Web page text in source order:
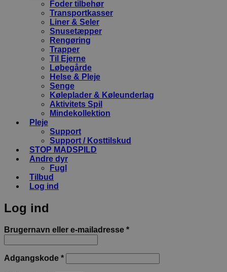
Foder tilbehør
Transportkasser
Liner & Seler
Snusetæpper
Rengøring
Trapper
Til Ejerne
Løbegårde
Helse & Pleje
Senge
Køleplader & Køleunderlag
Aktivitets Spil
Mindekollektion
Pleje
Support
Support / Kosttilskud
STOP MADSPILD
Andre dyr
Fugl
Tilbud
Log ind
Log ind
Brugernavn eller e-mailadresse *Påkrævet
Adgangskode *Påkrævet